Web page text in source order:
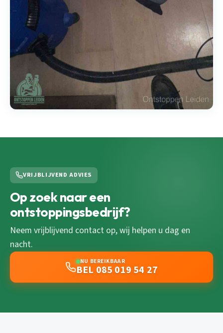
VRIJBLIJVEND ADVIES
Op zoek naar een
ontstoppingsbedrijf?
Neem vrijblijvend contact op, wij helpen u dag en
nacht.
NU BEREIKBAAR
BEL 085 019 54 27